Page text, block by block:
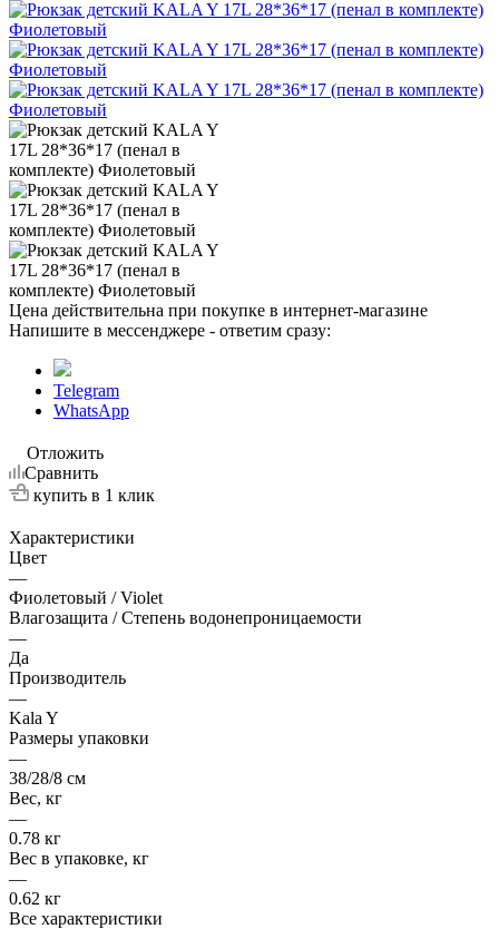
Цена действительна при покупке в интернет-магазине
Напишите в мессенджере - ответим сразу:
Telegram
WhatsApp
Отложить
Сравнить
купить в 1 клик
Характеристики
Цвет
—
Фиолетовый / Violet
Влагозащита / Степень водонепроницаемости
—
Да
Производитель
—
Kala Y
Размеры упаковки
—
38/28/8 см
Вес, кг
—
0.78 кг
Вес в упаковке, кг
—
0.62 кг
Все характеристики